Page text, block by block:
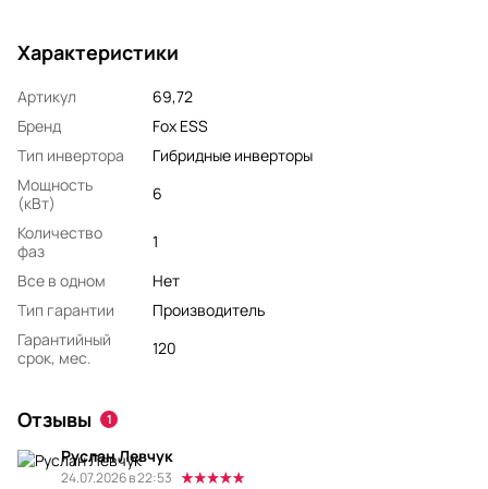
Характеристики
Артикул
69,72
Бренд
Fox ESS
Тип инвертора
Гибридные инверторы
Мощность
(кВт)
6
Количество
фаз
1
Все в одном
Нет
Тип гарантии
Производитель
Гарантийный
срок, мес.
120
Отзывы 1
Руслан Левчук
24.07.2026 в 22:53